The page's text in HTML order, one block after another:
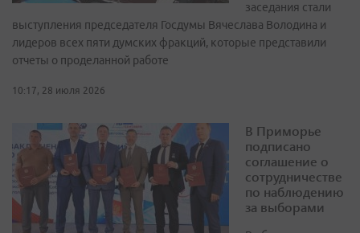
заседания стали
выступления председателя Госдумы Вячеслава Володина и
лидеров всех пяти думских фракций, которые представили
отчеты о проделанной работе
10:17, 28 июля 2026
В Приморье
подписано
соглашение о
сотрудничестве
по наблюдению
за выборами